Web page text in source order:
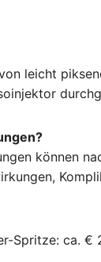
leicht
können
Spritze: ca.